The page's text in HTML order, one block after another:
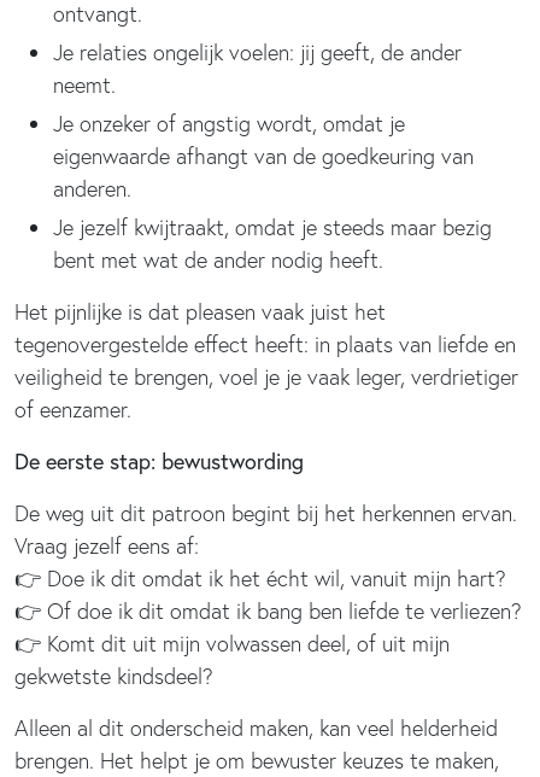
ontvangt.
Je relaties ongelijk voelen: jij geeft, de ander
neemt.
Je onzeker of angstig wordt, omdat je
eigenwaarde afhangt van de goedkeuring van
anderen.
Je jezelf kwijtraakt, omdat je steeds maar bezig
bent met wat de ander nodig heeft.
Het pijnlijke is dat pleasen vaak juist het
tegenovergestelde effect heeft: in plaats van liefde en
veiligheid te brengen, voel je je vaak leger, verdrietiger
of eenzamer.
De eerste stap: bewustwording
De weg uit dit patroon begint bij het herkennen ervan.
Vraag jezelf eens af:
👉 Doe ik dit omdat ik het écht wil, vanuit mijn hart?
👉 Of doe ik dit omdat ik bang ben liefde te verliezen?
👉 Komt dit uit mijn volwassen deel, of uit mijn
gekwetste kindsdeel?
Alleen al dit onderscheid maken, kan veel helderheid
brengen. Het helpt je om bewuster keuzes te maken,